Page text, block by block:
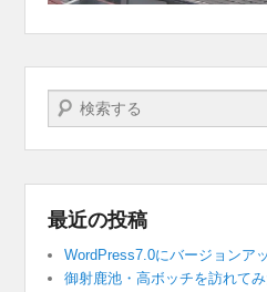
検索する
最近の投稿
WordPress7.0にバージョンア
御射鹿池・高ボッチを訪れて